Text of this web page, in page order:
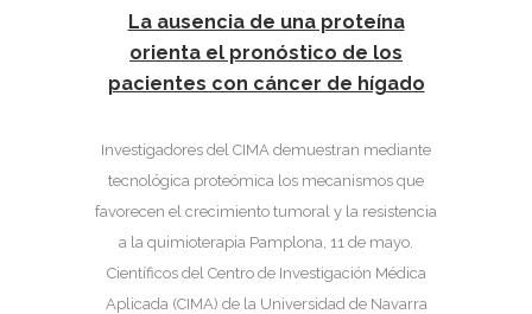
La ausencia de una proteína
orienta el pronóstico de los
pacientes con cáncer de hígado
Investigadores del CIMA demuestran mediante
tecnológica proteómica los mecanismos que
favorecen el crecimiento tumoral y la resistencia
a la quimioterapia Pamplona, 11 de mayo.
Científicos del Centro de Investigación Médica
Aplicada (CIMA) de la Universidad de Navarra